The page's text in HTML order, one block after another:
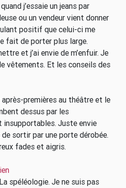
j’essaie un jeans par
ou un vendeur vient donner
positif que celui-ci me
fait de porter plus large.
et j’ai envie de m’enfuir. Je
vêtements. Et les conseils des
premières au théâtre et le
dessus par les
Juste envie
sortir par une porte dérobée.
fades et aigris.
La spéléologie. Je ne suis pas